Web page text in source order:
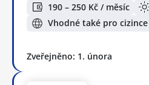
190 – 250 Kč / měsíc
Vhodné také pro cizince
Zveřejněno: 1. února